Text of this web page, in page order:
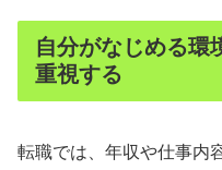
自分がなじめる環
重視する
転職では、年収や仕事内